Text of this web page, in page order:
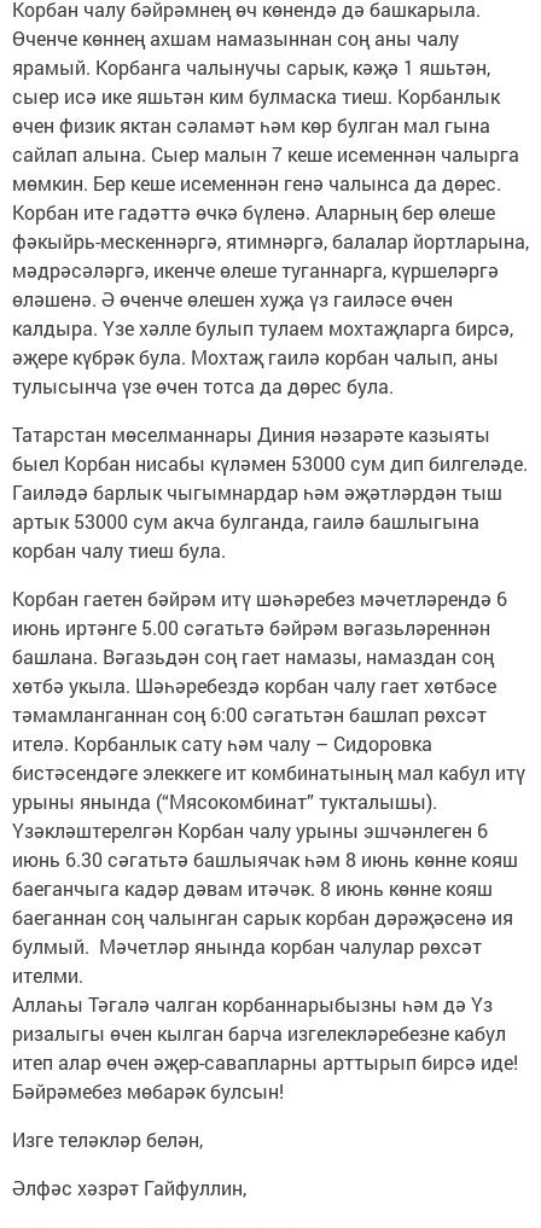
Корбан чалу бәйрәмнең өч көнендә дә башкарыла.
Өченче көннең ахшам намазыннан соң аны чалу
ярамый. Корбанга чалынучы сарык, кәҗә 1 яшьтән,
сыер исә ике яшьтән ким булмаска тиеш. Корбанлык
өчен физик яктан сәламәт һәм көр булган мал гына
сайлап алына. Сыер малын 7 кеше исеменнән чалырга
мөмкин. Бер кеше исеменнән генә чалынса да дөрес.
Корбан ите гадәттә өчкә бүленә. Аларның бер өлеше
фәкыйрь-мескеннәргә, ятимнәргә, балалар йортларына,
мәдрәсәләргә, икенче өлеше туганнарга, күршеләргә
өләшенә. Ә өченче өлешен хуҗа үз гаиләсе өчен
калдыра. Үзе хәлле булып тулаем мохтаҗларга бирсә,
әҗере күбрәк була. Мохтаҗ гаилә корбан чалып, аны
тулысынча үзе өчен тотса да дөрес була.
Татарстан мөселманнары Диния нәзарәте казыяты
быел Корбан нисабы күләмен 53000 сум дип билгеләде.
Гаиләдә барлык чыгымнардар һәм әҗәтләрдән тыш
артык 53000 сум акча булганда, гаилә башлыгына
корбан чалу тиеш була.
Корбан гаетен бәйрәм итү шәһәребез мәчетләрендә 6
июнь иртәнге 5.00 сәгатьтә бәйрәм вәгазьләреннән
башлана. Вәгазьдән соң гает намазы, намаздан соң
хөтбә укыла. Шәһәребездә корбан чалу гает хөтбәсе
тәмамланганнан соң 6:00 сәгатьтән башлап рөхсәт
ителә. Корбанлык сату һәм чалу – Сидоровка
бистәсендәге элеккеге ит комбинатының мал кабул итү
урыны янында (“Мясокомбинат” тукталышы).
Үзәкләштерелгән Корбан чалу урыны эшчәнлеген 6
июнь 6.30 сәгатьтә башлыячак һәм 8 июнь көнне кояш
баеганчыга кадәр дәвам итәчәк. 8 июнь көнне кояш
баеганнан соң чалынган сарык корбан дәрәҗәсенә ия
булмый. Мәчетләр янында корбан чалулар рөхсәт
ителми.
Аллаһы Тәгалә чалган корбаннарыбызны һәм дә Үз
ризалыгы өчен кылган барча изгелекләребезне кабул
итеп алар өчен әҗер-савапларны арттырып бирсә иде!
Бәйрәмебез мөбарәк булсын!
Изге теләкләр белән,
Әлфәс хәзрәт Гайфуллин,